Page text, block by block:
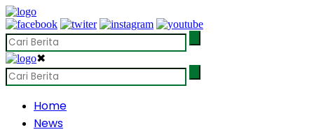
✖
Home
News